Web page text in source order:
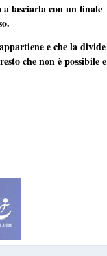
lasciarla con un finale
e che la divide
che non è possibile e